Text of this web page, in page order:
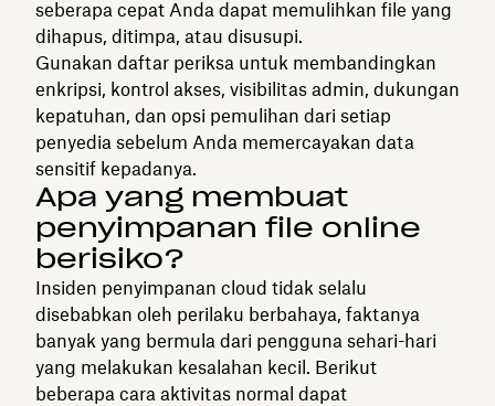
seberapa cepat Anda dapat memulihkan file yang
dihapus, ditimpa, atau disusupi.
Gunakan daftar periksa untuk membandingkan
enkripsi, kontrol akses, visibilitas admin, dukungan
kepatuhan, dan opsi pemulihan dari setiap
penyedia sebelum Anda memercayakan data
sensitif kepadanya.
Apa yang membuat
penyimpanan file online
berisiko?
Insiden penyimpanan cloud tidak selalu
disebabkan oleh perilaku berbahaya, faktanya
banyak yang bermula dari pengguna sehari-hari
yang melakukan kesalahan kecil. Berikut
beberapa cara aktivitas normal dapat